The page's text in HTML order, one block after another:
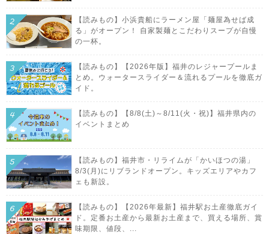
【読みもの】小浜貴船にラーメン屋「麺屋為せば成
る」がオープン！ 自家製麺とこだわりスープが自慢
の一杯。
【読みもの】【2026年版】福井のレジャープールま
とめ。ウォータースライダー＆流れるプールを徹底ガ
イド。
【読みもの】【8/8(土)～8/11(火・祝)】福井県内の
イベントまとめ
【読みもの】福井市・リライムが「かいほつの湯」
8/3(月)にリブランドオープン。キッズエリアやカフ
ェも新設。
【読みもの】【2026年最新】福井駅お土産徹底ガイ
ド。定番お土産から最新お土産まで、買える場所、賞
味期限、値段、...